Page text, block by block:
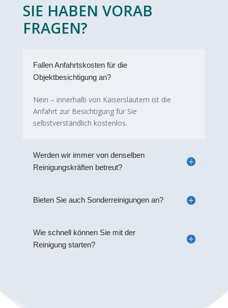
SIE HABEN VORAB
FRAGEN?
Fallen Anfahrtskosten für die
Objektbesichtigung an?
Nein – innerhalb von Kaiserslautern ist die
Anfahrt zur Besichtigung für Sie
selbstverständlich kostenlos.
Werden wir immer von denselben
Reinigungskräften betreut?
Bieten Sie auch Sonderreinigungen an?
Wie schnell können Sie mit der
Reinigung starten?